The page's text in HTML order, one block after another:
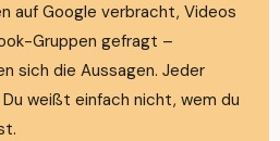
auf Google verbracht, Videos
Gruppen gefragt –
sich die Aussagen. Jeder
weißt einfach nicht, wem du